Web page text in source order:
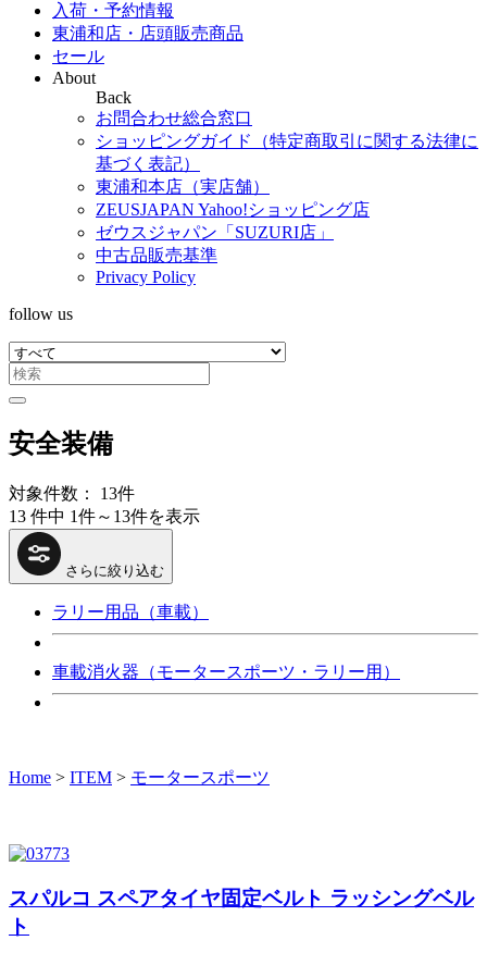
入荷・予約情報
東浦和店・店頭販売商品
セール
About
Back
お問合わせ総合窓口
ショッピングガイド（特定商取引に関する法律に
基づく表記）
東浦和本店（実店舗）
ZEUSJAPAN Yahoo!ショッピング店
ゼウスジャパン「SUZURI店」
中古品販売基準
Privacy Policy
follow us
安全装備
対象件数： 13件
13 件中 1件～13件を表示
さらに絞り込む
ラリー用品（車載）
車載消火器（モータースポーツ・ラリー用）
Home > ITEM > モータースポーツ
スパルコ スペアタイヤ固定ベルト ラッシングベル
ト